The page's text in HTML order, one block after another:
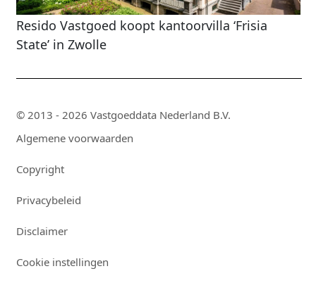
Resido Vastgoed koopt kantoorvilla ‘Frisia
State’ in Zwolle
© 2013 - 2026 Vastgoeddata Nederland B.V.
Algemene voorwaarden
Copyright
Privacybeleid
Disclaimer
Cookie instellingen